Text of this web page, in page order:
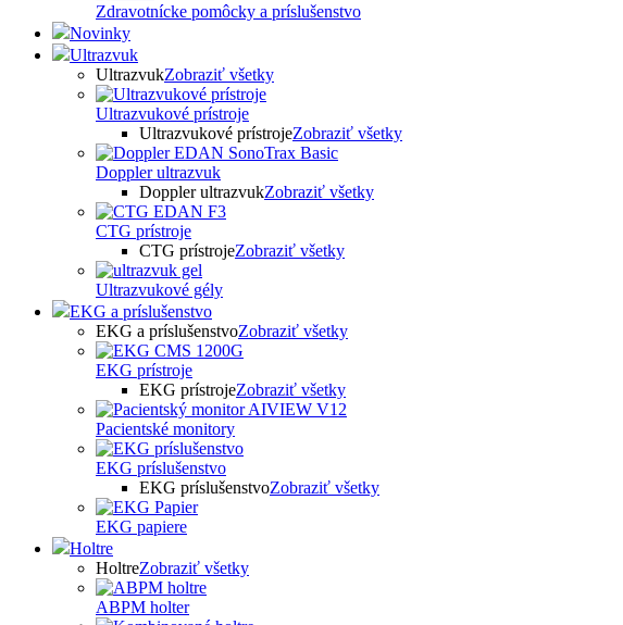
Zdravotnícke pomôcky a príslušenstvo
Novinky
Ultrazvuk
UltrazvukZobraziť všetky
Ultrazvukové prístroje
Ultrazvukové prístrojeZobraziť všetky
Doppler ultrazvuk
Doppler ultrazvukZobraziť všetky
CTG prístroje
CTG prístrojeZobraziť všetky
Ultrazvukové gély
EKG a príslušenstvo
EKG a príslušenstvoZobraziť všetky
EKG prístroje
EKG prístrojeZobraziť všetky
Pacientské monitory
EKG príslušenstvo
EKG príslušenstvoZobraziť všetky
EKG papiere
Holtre
HoltreZobraziť všetky
ABPM holter